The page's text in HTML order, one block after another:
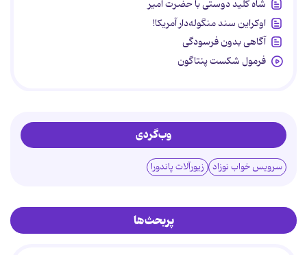
شاه کلید دوستی با حضرت امیر
اوکراین سند منگوله‌دار آمریکا!
آگاهی بدون فرسودگی
فرمول شکست پنتاگون
وب‌گردی
سرویس خواب نوزاد زیورآلات پاندورا
پربحث‌ها